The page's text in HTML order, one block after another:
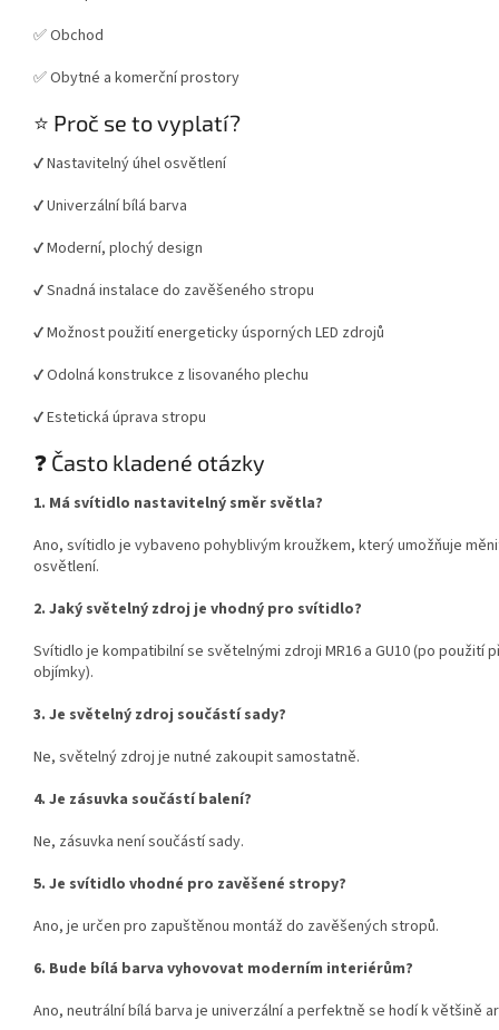
✅ Obchod
✅ Obytné a komerční prostory
⭐ Proč se to vyplatí?
✔️ Nastavitelný úhel osvětlení
✔️ Univerzální bílá barva
✔️ Moderní, plochý design
✔️ Snadná instalace do zavěšeného stropu
✔️ Možnost použití energeticky úsporných LED zdrojů
✔️ Odolná konstrukce z lisovaného plechu
✔️ Estetická úprava stropu
❓ Často kladené otázky
1. Má svítidlo nastavitelný směr světla?
Ano, svítidlo je vybaveno pohyblivým kroužkem, který umožňuje
osvětlení.
2. Jaký světelný zdroj je vhodný pro svítidlo?
Svítidlo je kompatibilní se světelnými zdroji MR16 a GU10 (po použití
objímky).
3. Je světelný zdroj součástí sady?
Ne, světelný zdroj je nutné zakoupit samostatně.
4. Je zásuvka součástí balení?
Ne, zásuvka není součástí sady.
5. Je svítidlo vhodné pro zavěšené stropy?
Ano, je určen pro zapuštěnou montáž do zavěšených stropů.
6. Bude bílá barva vyhovovat moderním interiérům?
Ano, neutrální bílá barva je univerzální a perfektně se hodí k většině